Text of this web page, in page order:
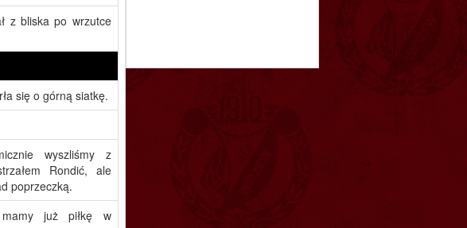
z bliska po wrzutce
się o górną siatkę.
wyszliśmy z
Rondić, ale
poprzeczką.
mamy już piłkę w